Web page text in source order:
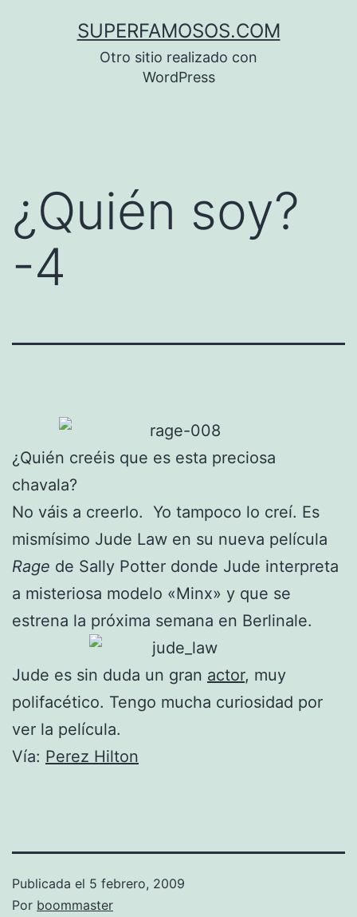
SUPERFAMOSOS.COM
Otro sitio realizado con
WordPress
¿Quién soy?
-4
¿Quién creéis que es esta preciosa
chavala?
No váis a creerlo. Yo tampoco lo creí. Es
mismísimo Jude Law en su nueva película
Rage de Sally Potter donde Jude interpreta
a misteriosa modelo «Minx» y que se
estrena la próxima semana en Berlinale.
Jude es sin duda un gran actor, muy
polifacético. Tengo mucha curiosidad por
ver la película.
Vía: Perez Hilton
Publicada el 5 febrero, 2009
Por boommaster